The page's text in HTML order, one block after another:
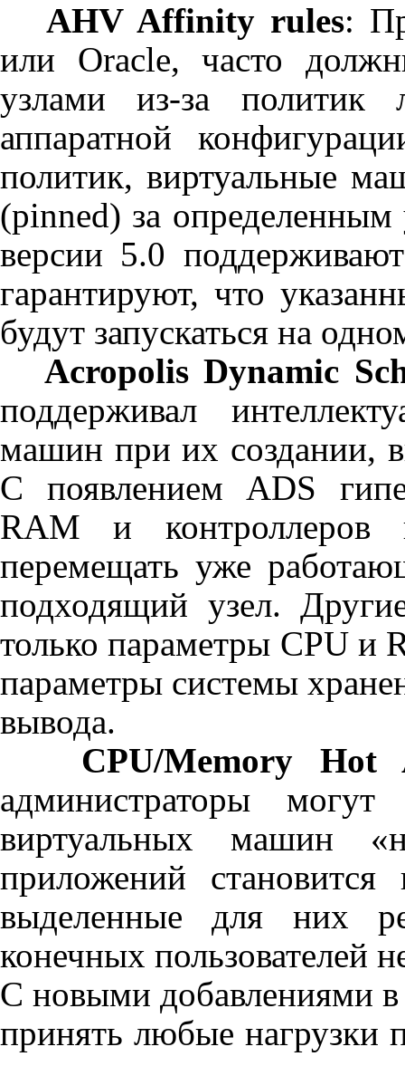
AHV Affinity rules:
или Oracle, часто
узлами из-за политик
аппаратной
политик, виртуальные
(pinned) за
версии 5.0
гарантируют, что
будут запускаться на
Acropolis Dynamic
поддерживал
машин при их создании,
С появлением ADS
RAM и контроллеров
перемещать уже
подходящий узел.
только параметры CPUи
параметры системы
вывода.
CPU/Memory Hot
администраторы
виртуальных машин
приложений
выделенные для них
конечных пользователей
С новыми добавлениями
принять любые нагрузки